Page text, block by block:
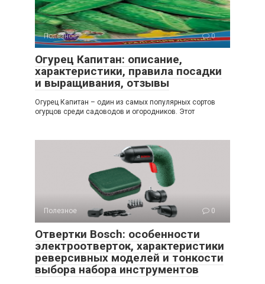
Полезное 0
Огурец Капитан: описание,
характеристики, правила посадки
и выращивания, отзывы
Огурец Капитан – один из самых популярных сортов
огурцов среди садоводов и огородников. Этот
Полезное 0
Отвертки Bosch: особенности
электроотверток, характеристики
реверсивных моделей и тонкости
выбора набора инструментов